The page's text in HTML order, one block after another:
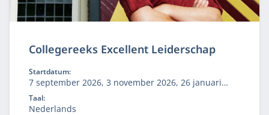
Collegereeks Excellent Leiderschap
Startdatum:
7 september 2026, 3 november 2026, 26 januari
2027, 10 mei 2027
Taal:
Nederlands